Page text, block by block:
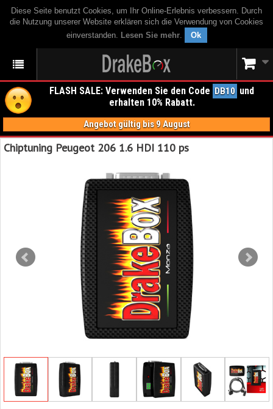
Diese Seite benutzt Cookies, um Ihr Online-Erlebnis verbessern. Durch
die Nutzung unserer Website erklären sich die Verwendung von Cookies
einverstanden. Lesen Sie mehr. Ok
FLASH SALE: Verwenden Sie den Code DB10 und
erhalten 10% Rabatt.
Angebot gültig bis 9 August
Chiptuning Peugeot 206 1.6 HDI 110 ps